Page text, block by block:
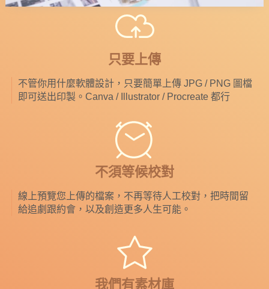
只要上傳
不管你用什麼軟體設計，只要簡單上傳 JPG / PNG 圖檔
即可送出印製。Canva / Illustrator / Procreate 都行
不須等候校對
線上預覽您上傳的檔案，不再等待人工校對，把時間留
給追劇跟約會，以及創造更多人生可能。
我們有素材庫